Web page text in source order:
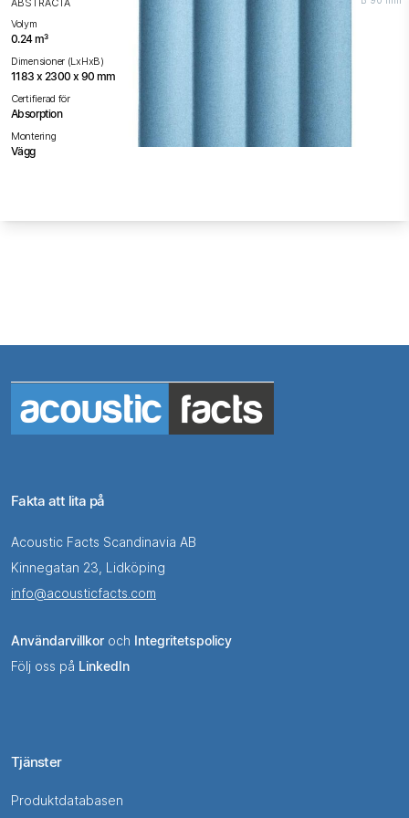
ABSTRACTA
Volym
0.24 m³
Dimensioner (LxHxB)
1183 x 2300 x 90 mm
Certifierad för
Absorption
Montering
Vägg
Fakta att lita på
Acoustic Facts Scandinavia AB
Kinnegatan 23, Lidköping
info@acousticfacts.com
Användarvillkor och Integritetspolicy
Följ oss på LinkedIn
Tjänster
Produktdatabasen